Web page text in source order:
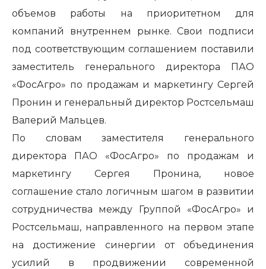
объемов работы на приоритетном для
компаний внутреннем рынке. Свои подписи
под соответствующим соглашением поставили
заместитель генерального директора ПАО
«ФосАгро» по продажам и маркетингу Сергей
Пронин и генеральный директор Ростсельмаш
Валерий Мальцев.
По словам заместителя генерального
директора ПАО «ФосАгро» по продажам и
маркетингу Сергея Пронина, новое
соглашение стало логичным шагом в развитии
сотрудничества между Группой «ФосАгро» и
Ростсельмаш, направленного на первом этапе
на достижение синергии от объединения
усилий в продвижении современной